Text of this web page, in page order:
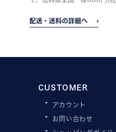
配送・送料の詳細へ
CUSTOMER
アカウント
お問い合わせ